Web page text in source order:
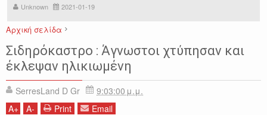
Unknown 2021-01-19
Αρχική σελίδα
ΑΣΤΥΝΟΜΙΚΑ
ΕΙΔΗΣΕΙΣ ΣΕΡΡΕΣ ΣΙΔΗΡΟΚΑΣΤΡΟ
Σιδηρόκαστρο : Άγνωστοι χτύπησαν και
έκλεψαν ηλικιωμένη
SerresLand D Gr
9:03:00 μ.μ.
A+ A- Print Email